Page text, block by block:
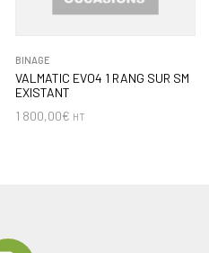
BINAGE
VALMATIC EVO4 1 RANG SUR SM
EXISTANT
1 800,00€ HT